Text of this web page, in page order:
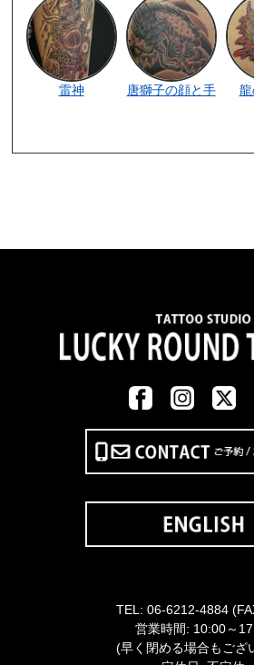
雷神 唐獅子の顔と手
TEL: 06-6212-4884
営業時間: 10:00～
(早く閉める場合もござ